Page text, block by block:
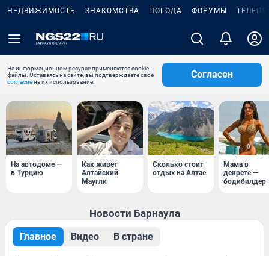
НЕДВИЖИМОСТЬ ЗНАКОМСТВА ПОГОДА ФОРУМЫ
На информационном ресурсе применяются cookie-
файлы. Оставаясь на сайте, вы подтверждаете свое
согласиена их использование.
Согласен
На автодоме —
в Турцию
Как живет
Алтайский
Маугли
Сколько стоит
отдых на Алтае
Мама в
декрете —
бодибилдер
Новости Барнаула
Главное Видео В стране